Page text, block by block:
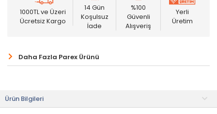
1000TL ve Üzeri
Ücretsiz Kargo
14 Gün
Koşulsuz
İade
%100
Güvenli
Alışveriş
Yerli
Üretim
Daha Fazla Parex Ürünü
Ürün Bilgileri